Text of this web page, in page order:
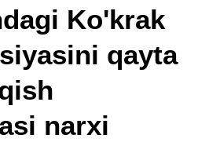
Ko'krak
qayta
narxi